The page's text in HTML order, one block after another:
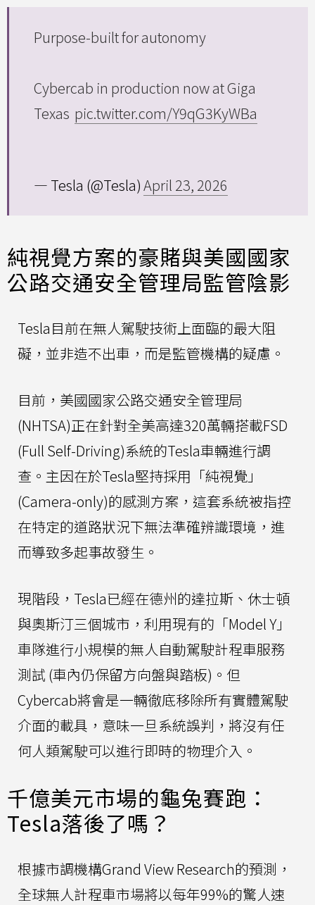
Purpose-built for autonomy
Cybercab in production now at Giga
Texas pic.twitter.com/Y9qG3KyWBa
— Tesla (@Tesla)April 23, 2026
純視覺方案的豪賭與美國國家
公路交通安全管理局監管陰影
Tesla目前在無人駕駛技術上面臨的最大阻
礙，並非造不出車，而是監管機構的疑慮。
目前，美國國家公路交通安全管理局
(NHTSA)正在針對全美高達320萬輛搭載FSD
(Full Self-Driving)系統的Tesla車輛進行調
查。主因在於Tesla堅持採用「純視覺」
(Camera-only)的感測方案，這套系統被指控
在特定的道路狀況下無法準確辨識環境，進
而導致多起事故發生。
現階段，Tesla已經在德州的達拉斯、休士頓
與奧斯汀三個城市，利用現有的「Model Y」
車隊進行小規模的無人自動駕駛計程車服務
測試 (車內仍保留方向盤與踏板)。但
Cybercab將會是一輛徹底移除所有實體駕駛
介面的載具，意味一旦系統誤判，將沒有任
何人類駕駛可以進行即時的物理介入。
千億美元市場的龜兔賽跑：
Tesla落後了嗎？
根據市調機構Grand View Research的預測，
全球無人計程車市場將以每年99%的驚人速